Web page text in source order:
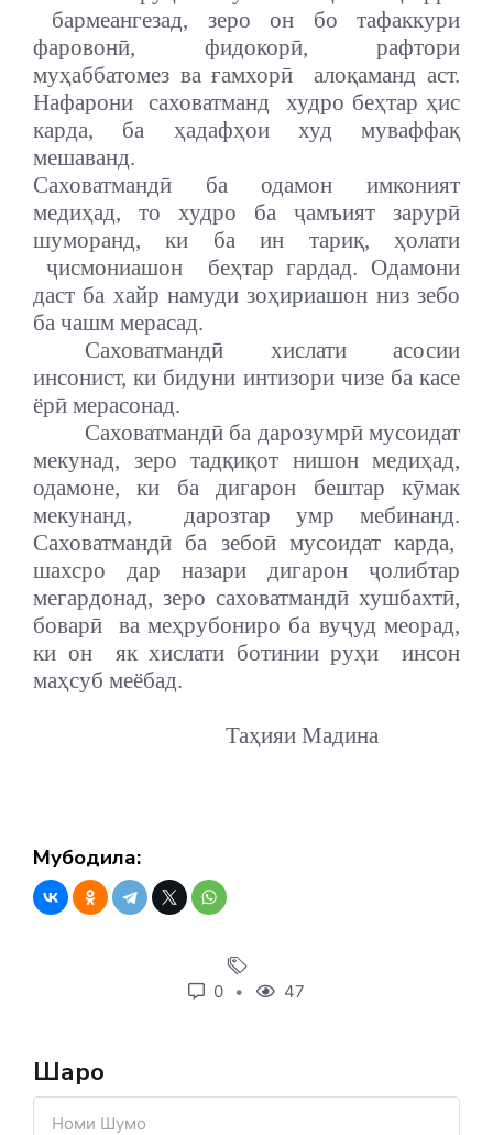
бармеангезад, зеро он бо тафаккури
фаровонӣ, фидокорӣ, рафтори
муҳаббатомез ва ғамхорӣ
алоқаманд аст.
Нафарони саховатманд
худро беҳтар ҳис
карда, ба ҳадафҳои худ муваффақ
мешаванд.
Саховатмандӣ ба одамон имконият
медиҳад, то худро ба ҷамъият зарурӣ
шуморанд, ки ба ин тариқ, ҳолати
ҷисмониашон
беҳтар гардад. Одамони
даст ба хайр намуди зоҳириашон низ зебо
ба чашм мерасад.
Саховатмандӣ хислати асосии
инсонист, ки бидуни интизори чизе ба касе
ёрӣ мерасонад.
Саховатмандӣ ба дарозумрӣ мусоидат
мекунад, зеро тадқиқот нишон медиҳад,
одамоне, ки ба дигарон бештар кӯмак
мекунанд,
дарозтар умр мебинанд.
Саховатмандӣ ба зебоӣ мусоидат карда,
шахсро дар назари дигарон ҷолибтар
мегардонад, зеро саховатмандӣ хушбахтӣ,
боварӣ
ва меҳрубониро ба вуҷуд меорад,
ки он
як хислати ботинии руҳи
инсон
маҳсуб меёбад.
Таҳияи Мадина
Мубодила:
0 47
Шарҳҳо